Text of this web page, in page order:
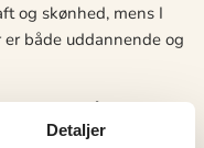
og skønhed, mens I
både uddannende og
fyrtårne, hvor I
mange fyrtårne for at
Detaljer